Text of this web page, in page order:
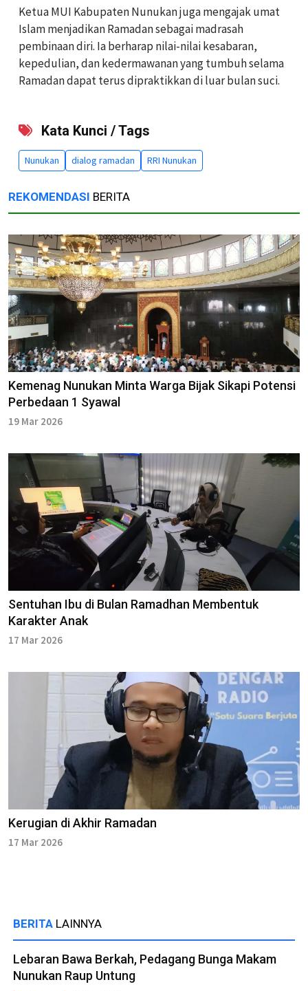
Ketua MUI Kabupaten Nunukan juga mengajak umat
Islam menjadikan Ramadan sebagai madrasah
pembinaan diri. Ia berharap nilai-nilai kesabaran,
kepedulian, dan kedermawanan yang tumbuh selama
Ramadan dapat terus dipraktikkan di luar bulan suci.
Kata Kunci / Tags
Nunukan dialog ramadan RRI Nunukan
REKOMENDASI BERITA
Kemenag Nunukan Minta Warga Bijak Sikapi Potensi
Perbedaan 1 Syawal
19 Mar 2026
Sentuhan Ibu di Bulan Ramadhan Membentuk
Karakter Anak
17 Mar 2026
Kerugian di Akhir Ramadan
17 Mar 2026
BERITA LAINNYA
Lebaran Bawa Berkah, Pedagang Bunga Makam
Nunukan Raup Untung